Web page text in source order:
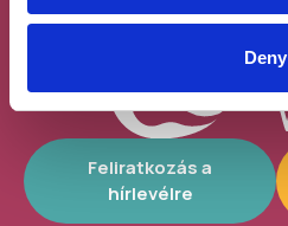
Deny
Feliratkozás a
hírlevélre